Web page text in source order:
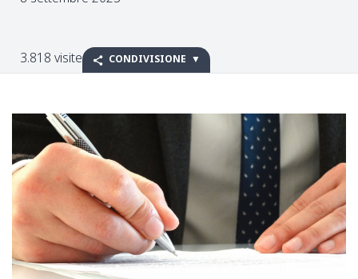
3.818 visite CONDIVISIONE